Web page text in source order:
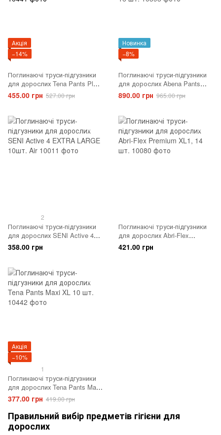
Акція
−14%
Поглинаючі труси-підгузники
для дорослих Tena Pants Plus
XL 12 шт.
455.00 грн 527.00 грн
Новинка
−8%
Поглинаючі труси-підгузники
для дорослих Abena Pants
Premium XL3, 16 шт.
890.00 грн 965.00 грн
2
Поглинаючі труси-підгузники
для дорослих SENI Active 4
EXTRA LARGE 10шт. Air
358.00 грн
Поглинаючі труси-підгузники
для дорослих Abri-Flex
Premium XL1, 14 шт.
421.00 грн
Акція
−10%
1
Поглинаючі труси-підгузники
для дорослих Tena Pants Maxi
XL 10 шт.
377.00 грн 419.00 грн
Правильний вибір предметів гігієни для
дорослих